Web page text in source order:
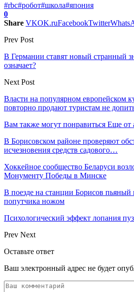
#rbc#робот#школа#япония
0
Share VKOK.ruFacebookTwitter
Prev Post
В Германии ставят новый странный
означает?
Next Post
Власти на популярном европейском
повторно продают туристам не
Вам также могут понравиться Еще от
В Борисовском районе проверяют
исчезновения средств садового…
Хоккейное сообщество Беларуси
Монументу Победы в Минске
В поезде на станции Борисов пьяный
попутчика ножом
Психологический эффект лопания
Prev Next
Оставьте ответ
Ваш электронный адрес не будет